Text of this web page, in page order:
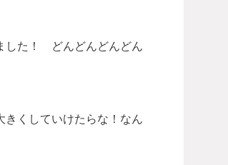
した！ どんどんどんどん
くしていけたらな！なん